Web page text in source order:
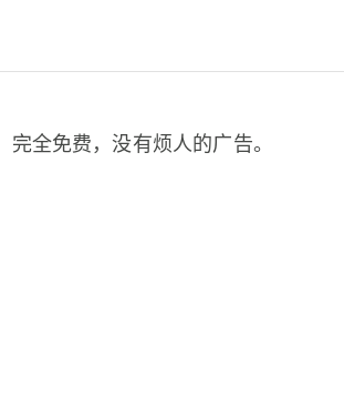
完全免费，没有烦人的广告。